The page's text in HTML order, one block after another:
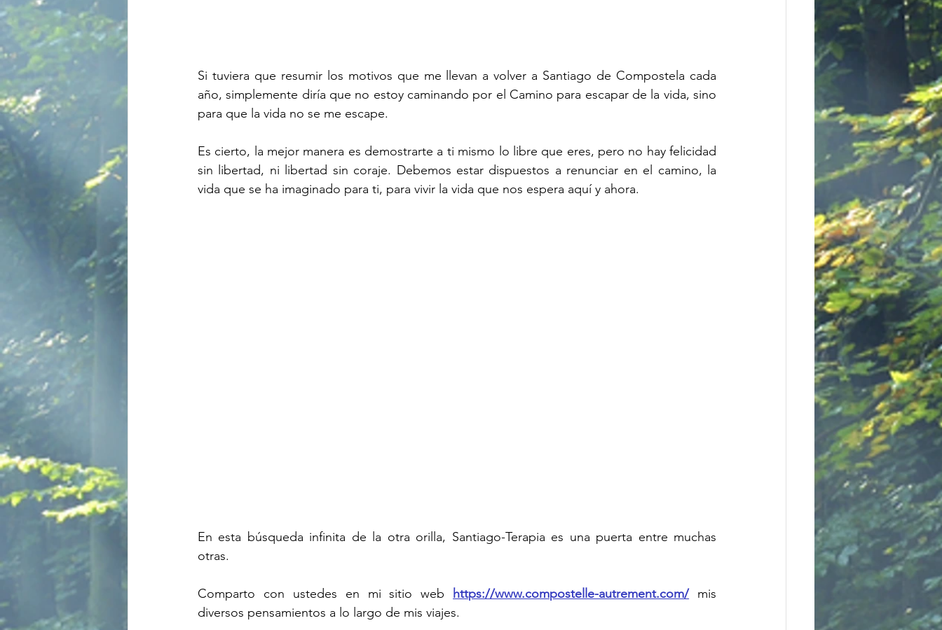
Si tuviera que resumir los motivos que me llevan a volver a Santiago de Compostela cada
año, simplemente diría que no estoy caminando por el Camino para escapar de la vida, sino
para que la vida no se me escape.
Es cierto, la mejor manera es demostrarte a ti mismo lo libre que eres, pero no hay felicidad
sin libertad, ni libertad sin coraje. Debemos estar dispuestos a renunciar en el camino, la
vida que se ha imaginado para ti, para vivir la vida que nos espera aquí y ahora.
En esta búsqueda infinita de la otra orilla, Santiago-Terapia es una puerta entre muchas
otras.
Comparto con ustedes en mi sitio web https://www.compostelle-autrement.com/ mis
diversos pensamientos a lo largo de mis viajes.